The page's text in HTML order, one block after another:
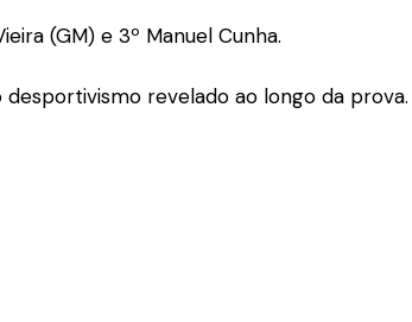
(GM) e 3º Manuel Cunha.
revelado ao longo da prova.